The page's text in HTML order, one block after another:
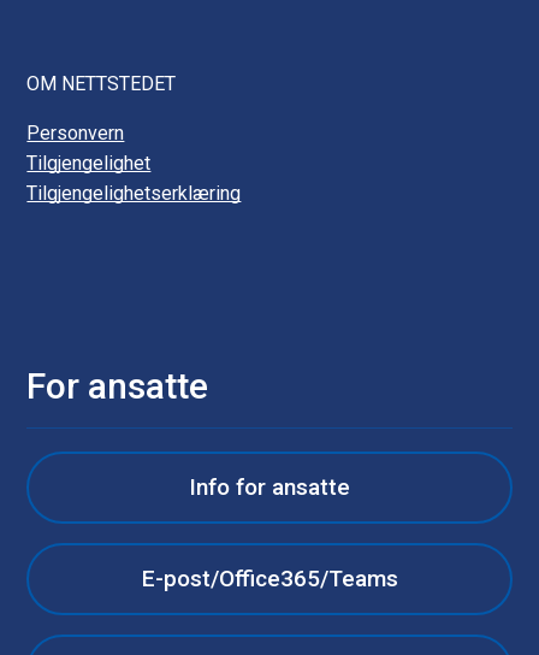
OM NETTSTEDET
Personvern
Tilgjengelighet
Tilgjengelighetserklæring
For ansatte
Info for ansatte
E-post/Office365/Teams